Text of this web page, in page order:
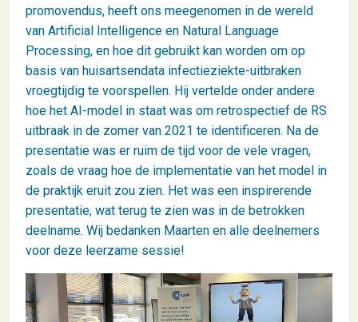
promovendus, heeft ons meegenomen in de wereld
van Artificial Intelligence en Natural Language
Processing, en hoe dit gebruikt kan worden om op
basis van huisartsendata infectieziekte-uitbraken
vroegtijdig te voorspellen. Hij vertelde onder andere
hoe het AI-model in staat was om retrospectief de RS
uitbraak in de zomer van 2021 te identificeren. Na de
presentatie was er ruim de tijd voor de vele vragen,
zoals de vraag hoe de implementatie van het model in
de praktijk eruit zou zien. Het was een inspirerende
presentatie, wat terug te zien was in de betrokken
deelname. Wij bedanken Maarten en alle deelnemers
voor deze leerzame sessie!